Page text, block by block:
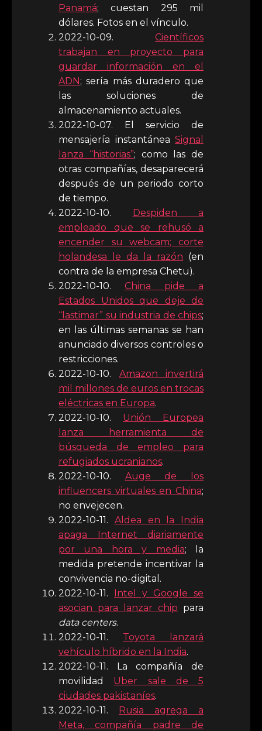
Panamá; cuestan 295 mil
dólares. Fotos en el vínculo.
2022-10-09. Científicos
trabajan en proyecto para
guardar información en el
ADN; sería más duradero que
las soluciones de
almacenamiento actuales.
2022-10-07. El servicio de
mensajería instantánea Signal
lanza “historias”; como las de
otras compañías, desaparecerá
después de un periodo corto
de tiempo.
2022-10-10. Despiden a
empleado que se rehusó a
encender su webcam; corte
holandesa le da la razón (en
contra de la empresa Chetu).
2022-10-10. China pide a
Estados Unidos que deje de
“lastimar” su industria de chips;
en las últimas semanas se han
anunciado diversos controles o
restricciones.
2022-10-10. Amazon invertirá
mil millones de euros en trocas
eléctricas en Europa.
2022-10-10. Unión Europea
lanza herramienta de
búsqueda de empleo para
refugiados ucranianos.
2022-10-10. Auge de los
influencers virtuales en China;
no envejecen.
2022-10-11. Aldea en la India
apaga Internet diariamente
por una hora y media; la
medida pretende incentivar la
convivencia no-digital.
2022-10-11. Intel y Google se
asocian para lanzar chip para
data centers.
2022-10-11. Toyota lanzará
vehículo híbrido en la India.
2022-10-11. La compañía de
movilidad Uber sale de 5
ciudades pakistaníes.
2022-10-11. Rusia agrega a
Meta, compañía padre de